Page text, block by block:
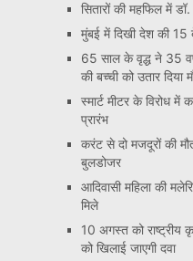
सितारों की महफिल में
मुंबई में दिखी देश की 15
65 साल के वृद्ध ने 35
की बच्ची को उतार दिया
स्मार्ट मीटर के विरोध
प्रारंभ
करंट से दो मजदूरों की
बुलडोजर
आदिवासी महिला की
मिले
10 अगस्त को राष्ट्रीय
को खिलाई जाएगी दवा